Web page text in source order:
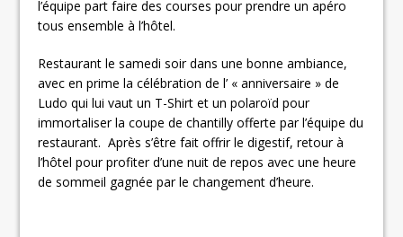
l’équipe part faire des courses pour prendre un apéro
tous ensemble à l’hôtel.
Restaurant le samedi soir dans une bonne ambiance,
avec en prime la célébration de l’ « anniversaire » de
Ludo qui lui vaut un T-Shirt et un polaroïd pour
immortaliser la coupe de chantilly offerte par l’équipe du
restaurant. Après s’être fait offrir le digestif, retour à
l’hôtel pour profiter d’une nuit de repos avec une heure
de sommeil gagnée par le changement d’heure.